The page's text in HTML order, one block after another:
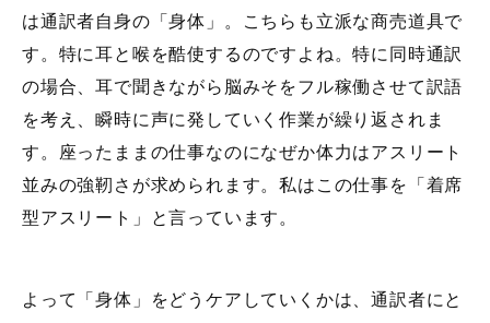
は通訳者自身の「身体」。こちらも立派な商売道具で
す。特に耳と喉を酷使するのですよね。特に同時通訳
の場合、耳で聞きながら脳みそをフル稼働させて訳語
を考え、瞬時に声に発していく作業が繰り返されま
す。座ったままの仕事なのになぜか体力はアスリート
並みの強靭さが求められます。私はこの仕事を「着席
型アスリート」と言っています。
よって「身体」をどうケアしていくかは、通訳者にと